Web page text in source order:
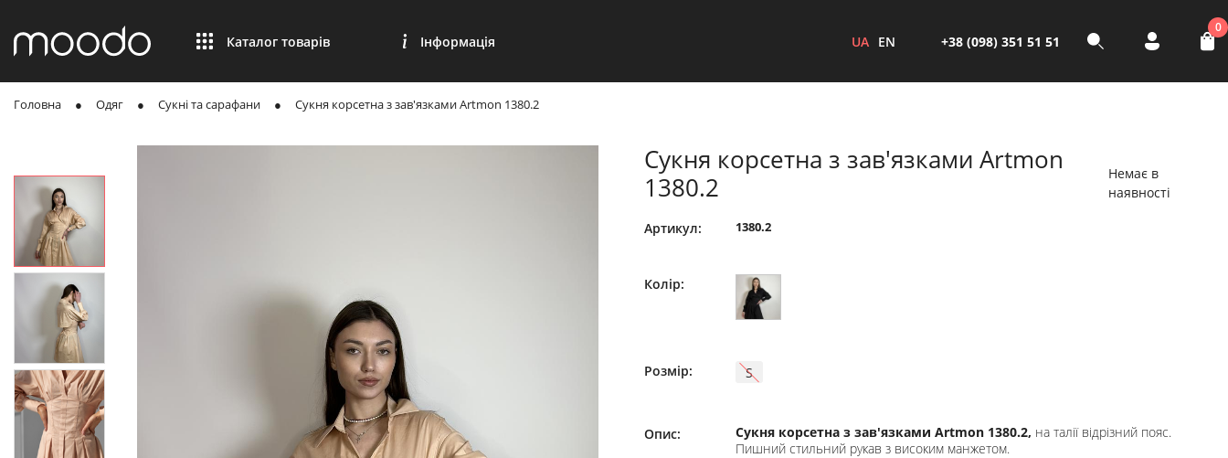
Каталог товарів Інформація UA EN +38 (098) 351 51 51
0
Головна Одяг Сукні та сарафани Сукня корсетна з зав'язками Artmon 1380.2
Сукня корсетна з зав'язками Artmon
1380.2
Немає в
наявності
Артикул: 1380.2
Колір:
Розмір: S
Опис: Сукня корсетна з зав'язками Artmon 1380.2, на талії відрізний пояс.
Пишний стильний рукав з високим манжетом.